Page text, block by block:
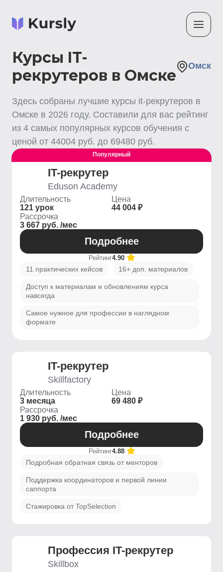
Курсы IT-
рекрутеров в Омске
Омск
Здесь собраны лучшие курсы it-рекрутеров в
Омске в 2026 году. Составили для вас рейтинг
из 4 самых популярных курсов обучения с
ценой от 44004 руб. до 69480 руб.
Выгодный
Популярный
IT-рекрутер
Eduson Academy
Длительность
121 урок
Цена
44 004 ₽
Рассрочка
3 667 руб. /мес
Подробнее
Рейтинг4.90
11 практических кейсов 16+ доп. материалов
Доступ к материалам и обновлениям курса
навсегда
Самое нужное для профессии в наглядном
формате
IT-рекрутер
Skillfactory
Длительность
3 месяца
Цена
69 480 ₽
Рассрочка
1 930 руб. /мес
Подробнее
Рейтинг4.88
Подробная обратная связь от менторов
Поддержка координаторов и первой линии
саппорта
Стажировка от TopSelection
Профессия IT-рекрутер
Skillbox